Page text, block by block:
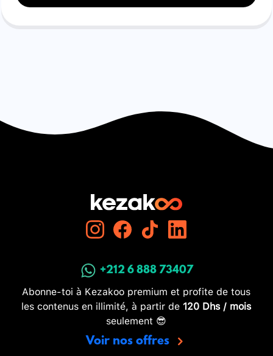
+212 6 888 73407
Abonne-toi à Kezakoo premium et profite de tous
les contenus en illimité, à partir de 120 Dhs / mois
seulement 😎
Voir nos offres